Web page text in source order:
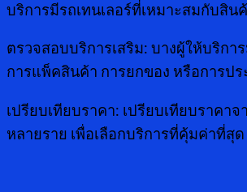
บริการมีรถเทนเลอร์ที่เหมาะสมกับสิน
ตรวจสอบบริการเสริม: บางผู้ให้บริกา
การแพ็คสินค้า การยกของ หรือการป
เปรียบเทียบราคา: เปรียบเทียบราคา
หลายราย เพื่อเลือกบริการที่คุ้มค่าที่สุด